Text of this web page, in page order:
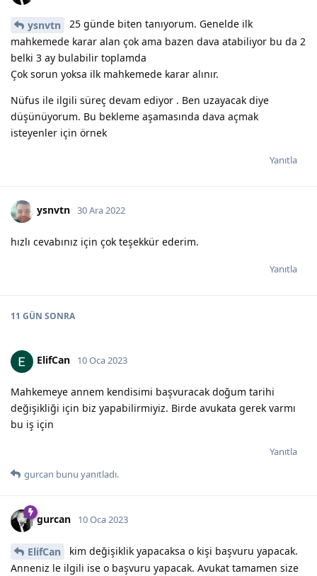
ysnvtn
25 günde biten tanıyorum. Genelde ilk
mahkemede karar alan çok ama bazen dava atabiliyor bu da 2
belki 3 ay bulabilir toplamda
Çok sorun yoksa ilk mahkemede karar alınır.
Nüfus ile ilgili süreç devam ediyor . Ben uzayacak diye
düşünüyorum. Bu bekleme aşamasında dava açmak
isteyenler için örnek
Yanıtla
ysnvtn 30 Ara 2022
hızlı cevabınız için çok teşekkür ederim.
Yanıtla
11 GÜN SONRA
ElifCan 10 Oca 2023
Mahkemeye annem kendisimi başvuracak doğum tarihi
değişikliği için biz yapabilirmiyiz. Birde avukata gerek varmı
bu iş için
Yanıtla
gurcan bunu yanıtladı.
gurcan 10 Oca 2023
ElifCan
kim değişiklik yapacaksa o kişi başvuru yapacak.
Anneniz le ilgili ise o başvuru yapacak. Avukat tamamen size